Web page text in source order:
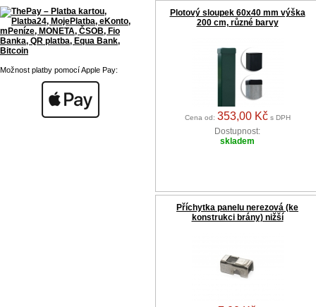
Plotový sloupek 60x40 mm výška
200 cm, různé barvy
Cena od: 353,00 Kčs DPH
Dostupnost:
skladem
Příchytka panelu nerezová (ke
konstrukci brány) nižší
Možnost platby pomocí Apple Pay: